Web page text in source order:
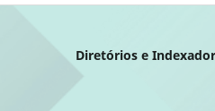
Diretórios e